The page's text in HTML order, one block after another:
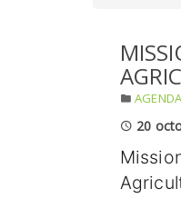
AGENDA
20